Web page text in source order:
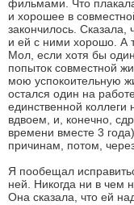
фильмами. Что
и хорошее в
закончилось. Сказала,
и ей с ними хорошо. А
Мол, если хотя бы
попыток совместной
мою успокоительную
остался один на
единственной коллеги
вдвоем, и, конечно,
времени вместе 3
причинам, потом,
Я пообещал
ней. Никогда ни в чем
Она сказала, что ей